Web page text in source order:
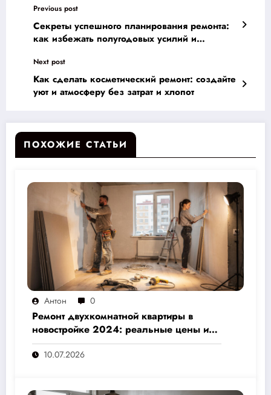
Previous post
Секреты успешного планирования ремонта:
как избежать полугодовых усилий и
Next post
Как сделать косметический ремонт: создайте
уют и атмосферу без затрат и хлопот
ПОХОЖИЕ СТАТЬИ
Антон 0
Ремонт двухкомнатной квартиры в
новостройке 2024: реальные цены и
скрытые расходы, которые вам не
назовут подрядчики
10.07.2026